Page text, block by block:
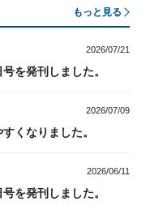
もっと見る
2026/07/21
を発刊しました。
2026/07/09
くなりました。
2026/06/11
を発刊しました。